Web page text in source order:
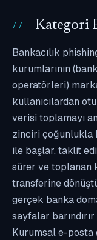
Kategori
Bankacılık
kurumlarının
operatörleri)
kullanıcılardan
verisi toplamayı
zinciri çoğunlukla
ile başlar, taklit
sürer ve toplanan
transferine
gerçek banka
sayfalar
Kurumsal e-posta